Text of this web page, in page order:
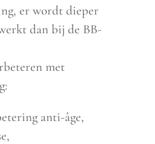
er wordt dieper
dan bij de BB-
met
anti-âge,